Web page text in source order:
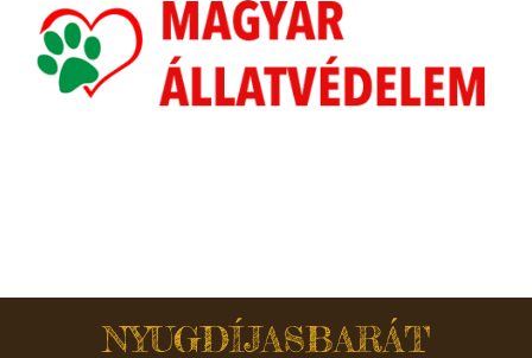
NYUGDÍJASBARÁT